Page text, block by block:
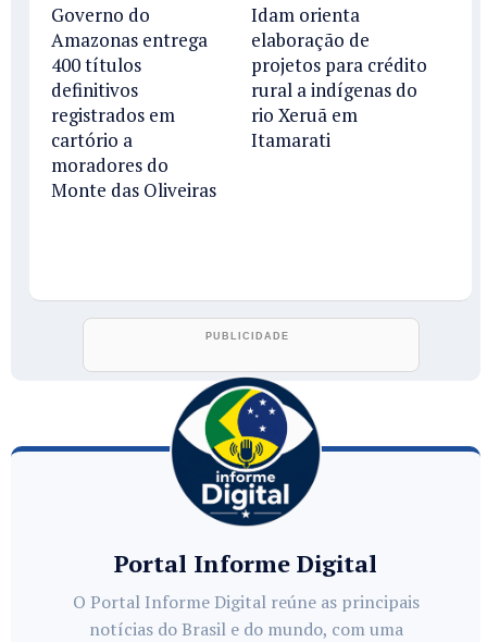
Governo do
Amazonas entrega
400 títulos
definitivos
registrados em
cartório a
moradores do
Monte das Oliveiras
Idam orienta
elaboração de
projetos para crédito
rural a indígenas do
rio Xeruã em
Itamarati
Portal Informe Digital
O Portal Informe Digital reúne as principais
notícias do Brasil e do mundo, com uma